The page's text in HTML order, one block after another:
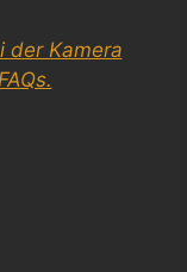
der Kamera